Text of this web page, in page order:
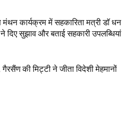
मंथन कार्यक्रम में सहकारिता मत्री डॉ धन
दिए सुझाव और बताई सहकारी उपलब्धियां
की मिट्टी ने जीता विदेशी मेहमानों